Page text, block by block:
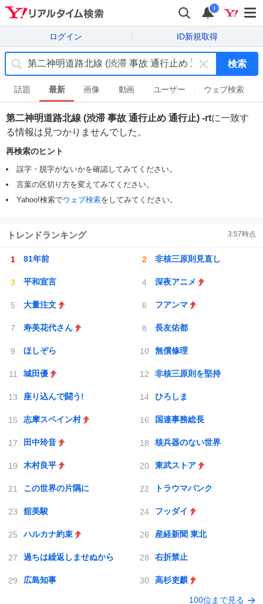
i
ログイン ID新規取得
キ
ー
ワ
ー
検索
話題 最新 画像 動画 ユーザー ウェブ検索
第二神明道路北線 (渋滞 事故 通行止め 通行止) -rtに一致す
る情報は見つかりませんでした。
再検索のヒント
誤字・脱字がないかを確認してみてください。
言葉の区切り方を変えてみてください。
Yahoo!検索でウェブ検索をしてみてください。
トレンドランキング 3:57時点
81年前 非核三原則見直し
平和宣言 深夜アニメ
大量注文 フアンマ
寿美花代さん 長友佑都
ほしぞら 無償修理
城田優 非核三原則を堅持
座り込んで闘う! ひろしま
志摩スペイン村 国連事務総長
田中玲音 核兵器のない世界
木村良平 東武ストア
この世界の片隅に トラウマパンク
舘美駿 フッダイ
ハルカナ約束 産経新聞 東北
過ちは繰返しませぬから 右折禁止
広島知事 高杉吏麒
100位まで見る